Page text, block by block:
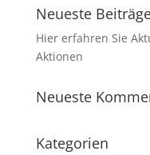
Neueste
Hier erfahren Sie
Aktionen
Neueste
Kategorien